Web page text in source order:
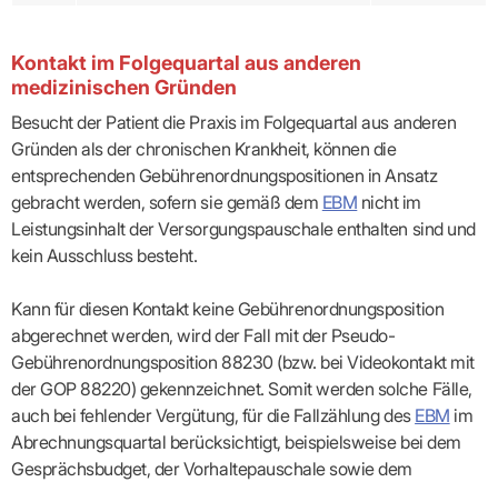
Kontakt im Folgequartal aus anderen
medizinischen Gründen
Besucht der Patient die Praxis im Folgequartal aus anderen
Gründen als der chronischen Krankheit, können die
entsprechenden Gebührenordnungspositionen in Ansatz
gebracht werden, sofern sie gemäß dem EBM nicht im
Leistungsinhalt der Versorgungspauschale enthalten sind und
kein Ausschluss besteht.
Kann für diesen Kontakt keine Gebührenordnungsposition
abgerechnet werden, wird der Fall mit der Pseudo-
Gebührenordnungsposition 88230 (bzw. bei Videokontakt mit
der GOP 88220) gekennzeichnet. Somit werden solche Fälle,
auch bei fehlender Vergütung, für die Fallzählung des EBM im
Abrechnungsquartal berücksichtigt, beispielsweise bei dem
Gesprächsbudget, der Vorhaltepauschale sowie dem